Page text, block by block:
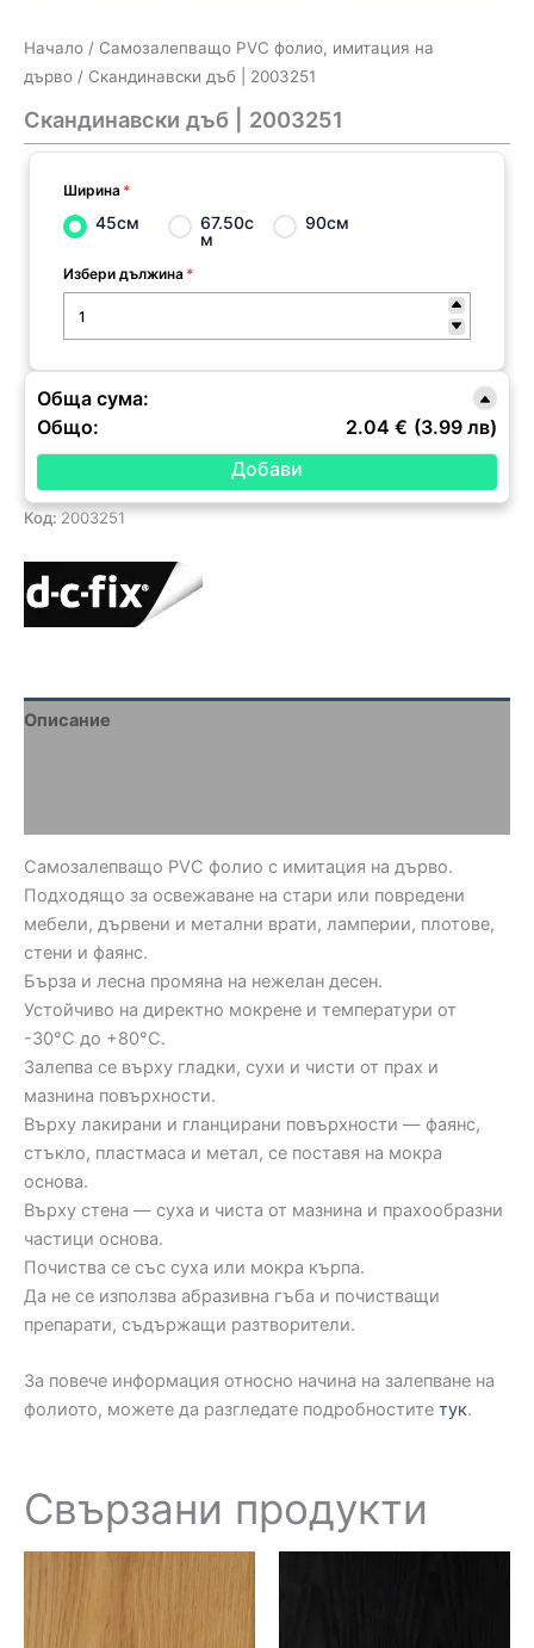
Начало / Самозалепващо PVC фолио, имитация на
дърво / Скандинавски дъб | 2003251
Скандинавски дъб | 2003251
Ширина *
45см
67.50с
м
90см
Избери дължина *
Обща сума:
Общо:
2.04 € (3.99 лв)
Код: 2003251
Описание
Самозалепващо PVC фолио с имитация на дърво.
Подходящо за освежаване на стари или повредени
мебели, дървени и метални врати, ламперии, плотове,
стени и фаянс.
Бърза и лесна промяна на нежелан десен.
Устойчиво на директно мокрене и температури от
-30°C до +80°C.
Залепва се върху гладки, сухи и чисти от прах и
мазнина повърхности.
Върху лакирани и гланцирани повърхности — фаянс,
стъкло, пластмаса и метал, се поставя на мокра
основа.
Върху стена — суха и чиста от мазнина и прахообразни
частици основа.
Почиства се със суха или мокра кърпа.
Да не се използва абразивна гъба и почистващи
препарати, съдържащи разтворители.
За повече информация относно начина на залепване на
фолиото, можете да разгледате подробностите тук.
Свързани продукти